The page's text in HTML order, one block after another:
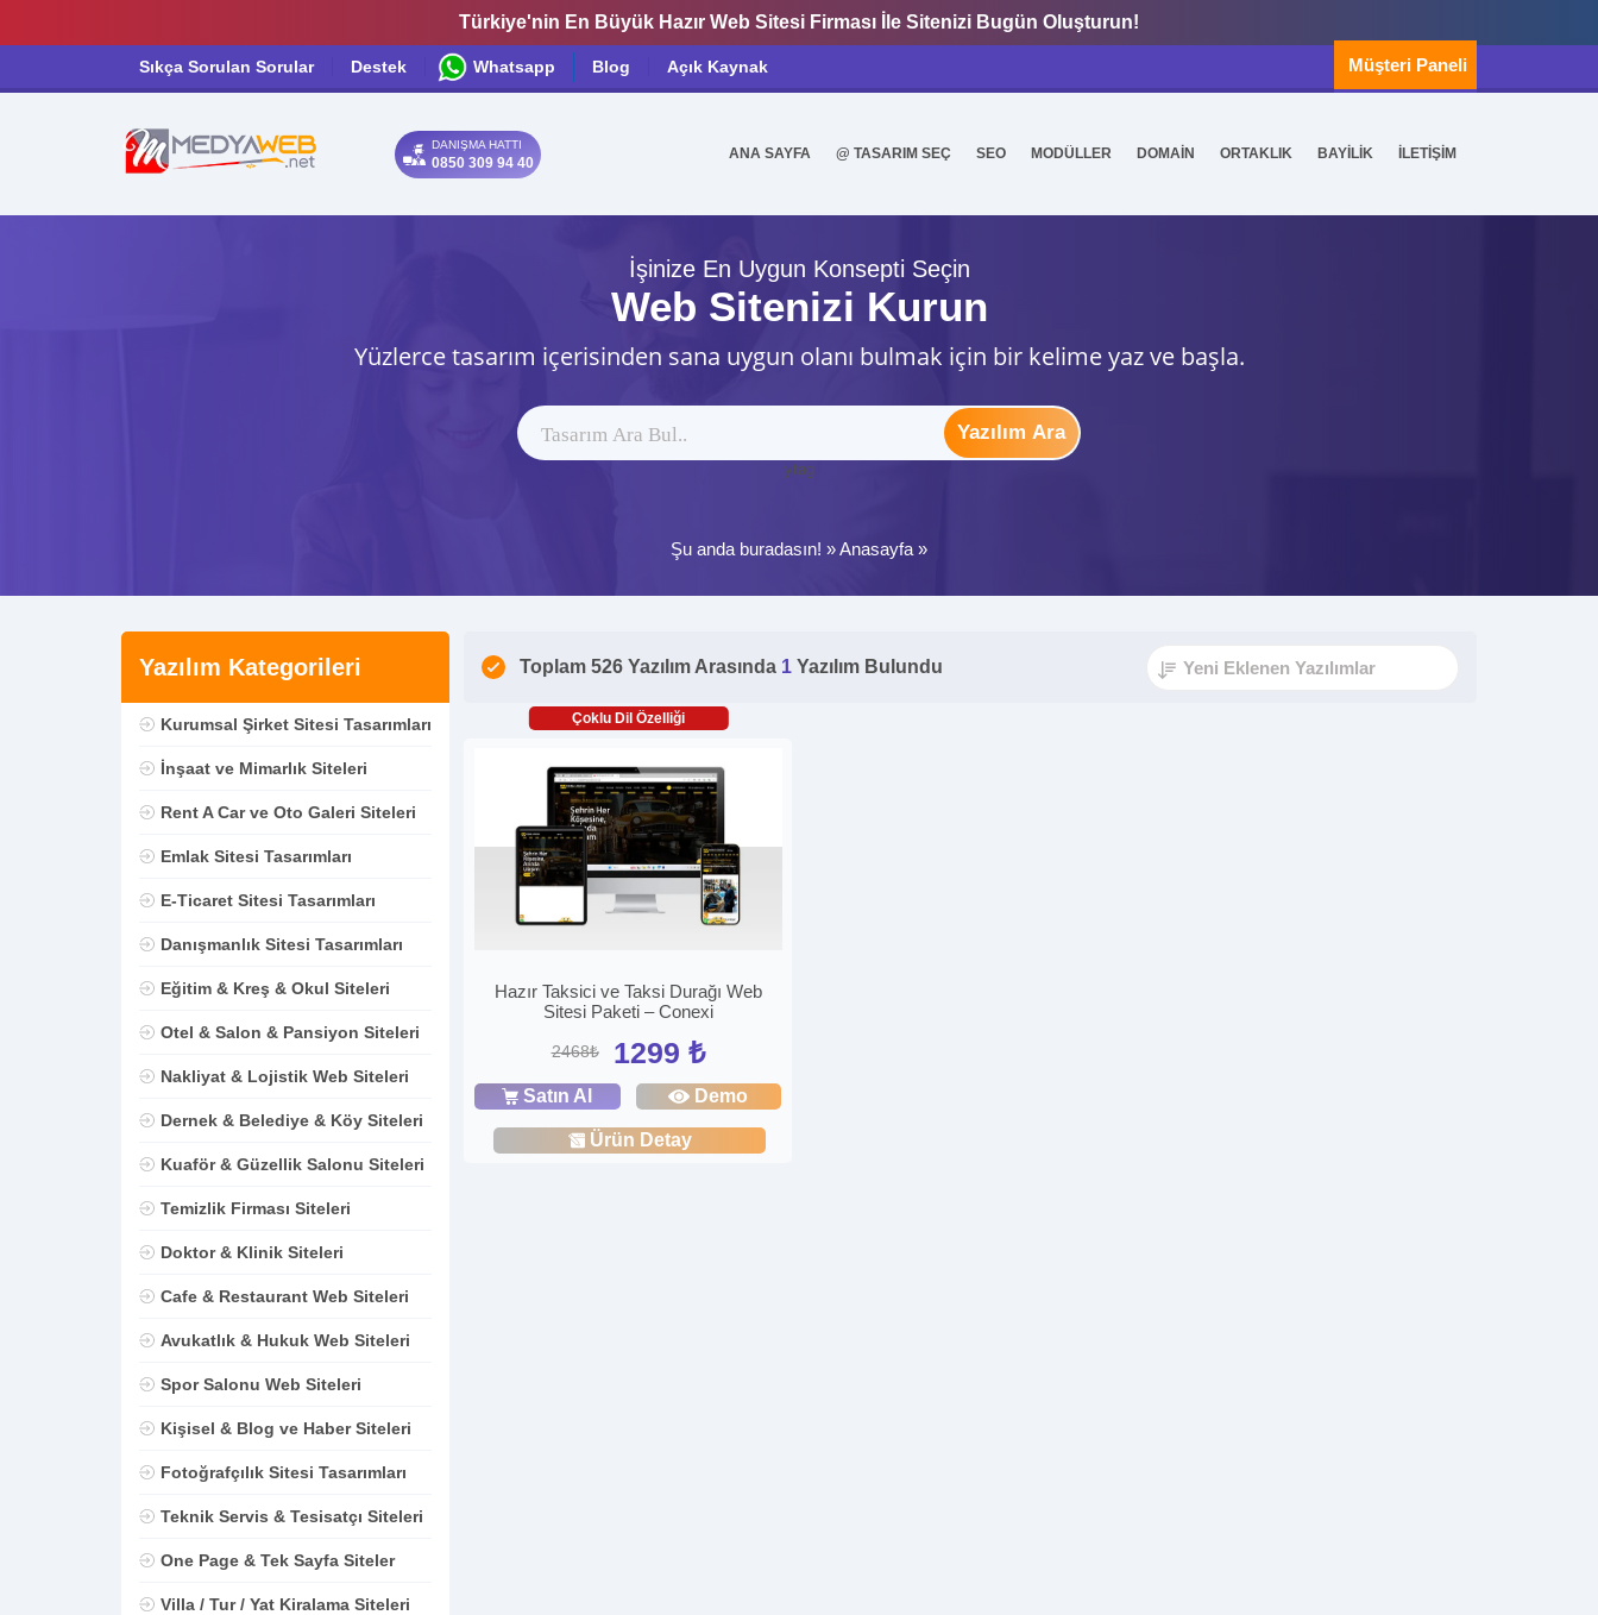
Türkiye'nin En Büyük Hazır Web Sitesi Firması İle Sitenizi Bugün Oluşturun!
Sıkça Sorulan Sorular Destek Whatsapp Blog Açık Kaynak Müşteri Paneli
DANIŞMA HATTI
0850 309 94 40
ANA SAYFA @ TASARIM SEÇ SEO MODÜLLER DOMAİN ORTAKLIK BAYİLİK İLETİŞİM
İşinize En Uygun Konsepti Seçin
Web Sitenizi Kurun
Yüzlerce tasarım içerisinden sana uygun olanı bulmak için bir kelime yaz ve başla.
Yazılım Ara
ytag
Şu anda buradasın! »Anasayfa »
Yazılım Kategorileri
Kurumsal Şirket Sitesi Tasarımları
İnşaat ve Mimarlık Siteleri
Rent A Car ve Oto Galeri Siteleri
Emlak Sitesi Tasarımları
E-Ticaret Sitesi Tasarımları
Danışmanlık Sitesi Tasarımları
Eğitim & Kreş & Okul Siteleri
Otel & Salon & Pansiyon Siteleri
Nakliyat & Lojistik Web Siteleri
Dernek & Belediye & Köy Siteleri
Kuaför & Güzellik Salonu Siteleri
Temizlik Firması Siteleri
Doktor & Klinik Siteleri
Cafe & Restaurant Web Siteleri
Avukatlık & Hukuk Web Siteleri
Spor Salonu Web Siteleri
Kişisel & Blog ve Haber Siteleri
Fotoğrafçılık Sitesi Tasarımları
Teknik Servis & Tesisatçı Siteleri
One Page & Tek Sayfa Siteler
Villa / Tur / Yat Kiralama Siteleri
Toplam 526 Yazılım Arasında 1 Yazılım Bulundu
Çoklu Dil Özelliği
Hazır Taksici ve Taksi Durağı Web
Sitesi Paketi – Conexi
2468₺ 1299 ₺
Satın Al Demo
Ürün Detay